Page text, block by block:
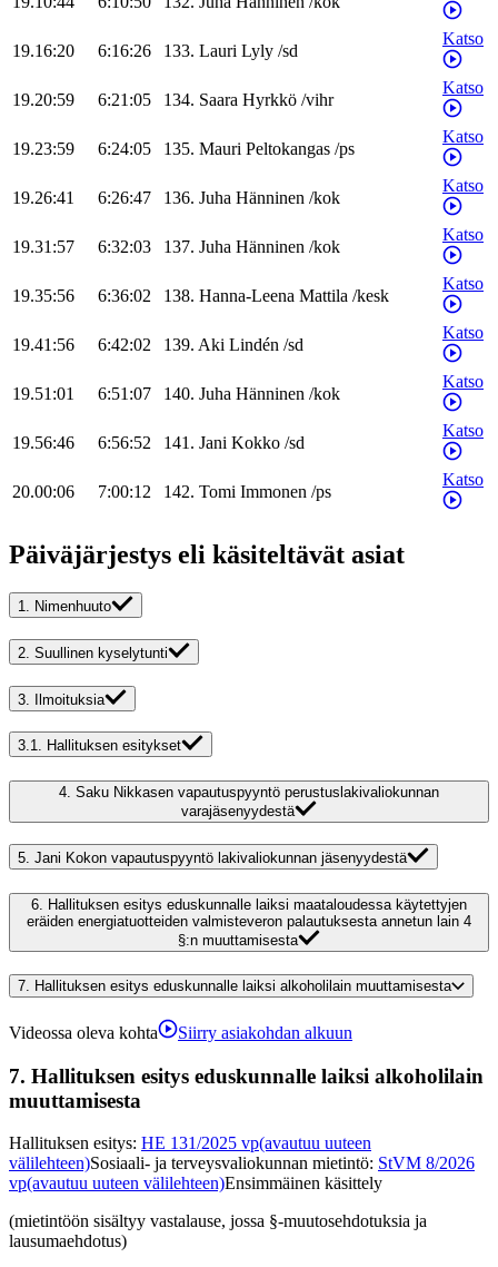
19.16:20 6:16:26 133. Lauri Lyly /sd
Katso
19.20:59 6:21:05 134. Saara Hyrkkö /vihr
Katso
19.23:59 6:24:05 135. Mauri Peltokangas /ps
Katso
19.26:41 6:26:47 136. Juha Hänninen /kok
Katso
19.31:57 6:32:03 137. Juha Hänninen /kok
Katso
19.35:56 6:36:02 138. Hanna-Leena Mattila /kesk
Katso
19.41:56 6:42:02 139. Aki Lindén /sd
Katso
19.51:01 6:51:07 140. Juha Hänninen /kok
Katso
19.56:46 6:56:52 141. Jani Kokko /sd
Katso
20.00:06 7:00:12 142. Tomi Immonen /ps
Katso
Päiväjärjestys eli käsiteltävät asiat
1. Nimenhuuto
2. Suullinen kyselytunti
3. Ilmoituksia
3.1. Hallituksen esitykset
4. Saku Nikkasen vapautuspyyntö perustuslakivaliokunnan
varajäsenyydestä
5. Jani Kokon vapautuspyyntö lakivaliokunnan jäsenyydestä
6. Hallituksen esitys eduskunnalle laiksi maataloudessa käytettyjen
eräiden energiatuotteiden valmisteveron palautuksesta annetun lain 4
§:n muuttamisesta
7. Hallituksen esitys eduskunnalle laiksi alkoholilain muuttamisesta
Videossa oleva kohta Siirry asiakohdan alkuun
7. Hallituksen esitys eduskunnalle laiksi alkoholilain
muuttamisesta
Hallituksen esitys: HE 131/2025 vp(avautuu uuteen
välilehteen)Sosiaali- ja terveysvaliokunnan mietintö: StVM 8/2026
vp(avautuu uuteen välilehteen)Ensimmäinen käsittely
(mietintöön sisältyy vastalause, jossa §-muutosehdotuksia ja
lausumaehdotus)